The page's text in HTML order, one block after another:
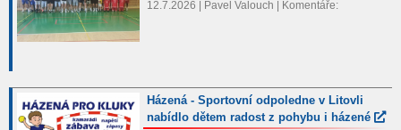
12.7.2026 | Pavel Valouch | Komentáře:
Házená - Sportovní odpoledne v Litovli
nabídlo dětem radost z pohybu i házené